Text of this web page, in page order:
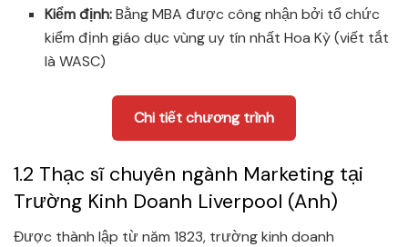
Kiểm định:Bằng MBA được công nhận bởi tổ chức
kiểm định giáo dục vùng uy tín nhất Hoa Kỳ (viết tắt
là WASC)
Chi tiết chương trình
1.2 Thạc sĩ chuyên ngành Marketing tại
Trường Kinh Doanh Liverpool (Anh)
Được thành lập từ năm 1823, trường kinh doanh